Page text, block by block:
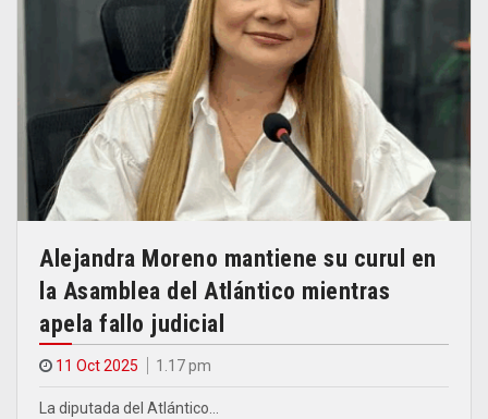
Alejandra Moreno mantiene su curul en
la Asamblea del Atlántico mientras
apela fallo judicial
11 Oct 2025 1.17 pm
La diputada del Atlántico…